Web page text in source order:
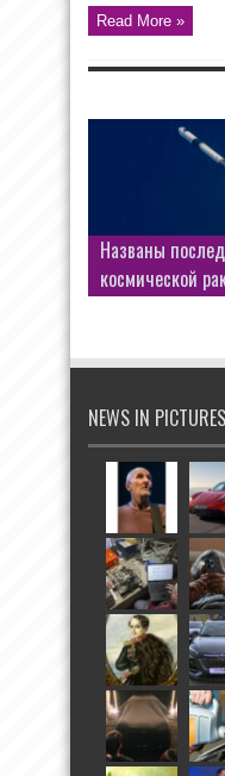
Read More »
Названы
космической
NEWS IN PICTURES